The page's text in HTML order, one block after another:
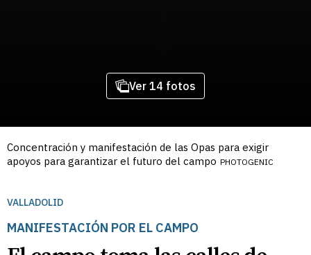
Ver 14 fotos
Concentración y manifestación de las Opas para exigir
apoyos para garantizar el futuro del campo PHOTOGENIC
VALLADOLID
MANIFESTACIÓN POR EL CAMPO